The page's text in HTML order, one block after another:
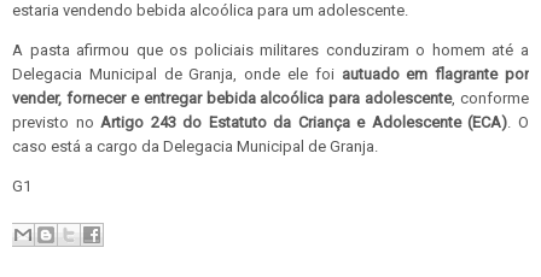
estaria vendendo bebida alcoólica para um adolescente.
A pasta afirmou que os policiais militares conduziram o homem até a
Delegacia Municipal de Granja, onde ele foi autuado em flagrante por
vender, fornecer e entregar bebida alcoólica para adolescente, conforme
previsto noArtigo 243 do Estatuto da Criança e Adolescente (ECA). O
caso está a cargo da Delegacia Municipal de Granja.
G1